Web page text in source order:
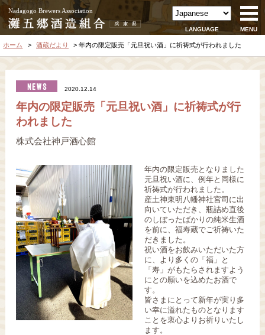
Nadagogo Brewers Association
LANGUAGE MENU
ホーム 酒蔵だより 年内の限定販売「元旦祝い酒」に祈祷式が行われました
2020.12.14
年内の限定販売「元旦祝い酒」に祈祷式が行
われました
株式会社神戸酒心館
年内の限定販売となりました
元旦祝い酒に、例年と同様に
祈祷式が行われました。
産土神東明八幡神社宮司に出
向いていただき、瓶詰め直後
のしぼったばかりの純米生酒
を前に、福寿蔵でご祈祷いた
だきました。
祝い酒をお飲みいただいた方
に、より多くの「福」と
「寿」がもたらされますよう
にとの願いを込めたお酒で
す。
皆さまにとって新年が実り多
い幸に溢れたものとなります
ことを衷心よりお祈りいたし
ます。